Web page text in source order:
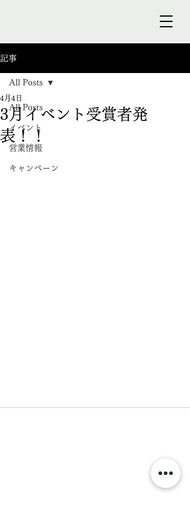
記事
All Posts
イベント
営業情報
キャンペーン
All Posts
3月イベント受賞者発
表！！
4月4日